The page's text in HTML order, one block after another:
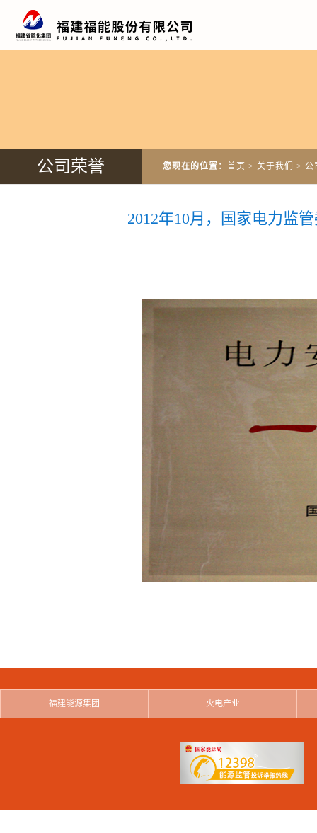
公司荣誉 您现在的位置： 首页 > 关于我们 > 公
2012年10月，国家电力监
福建能源集团 火电产业